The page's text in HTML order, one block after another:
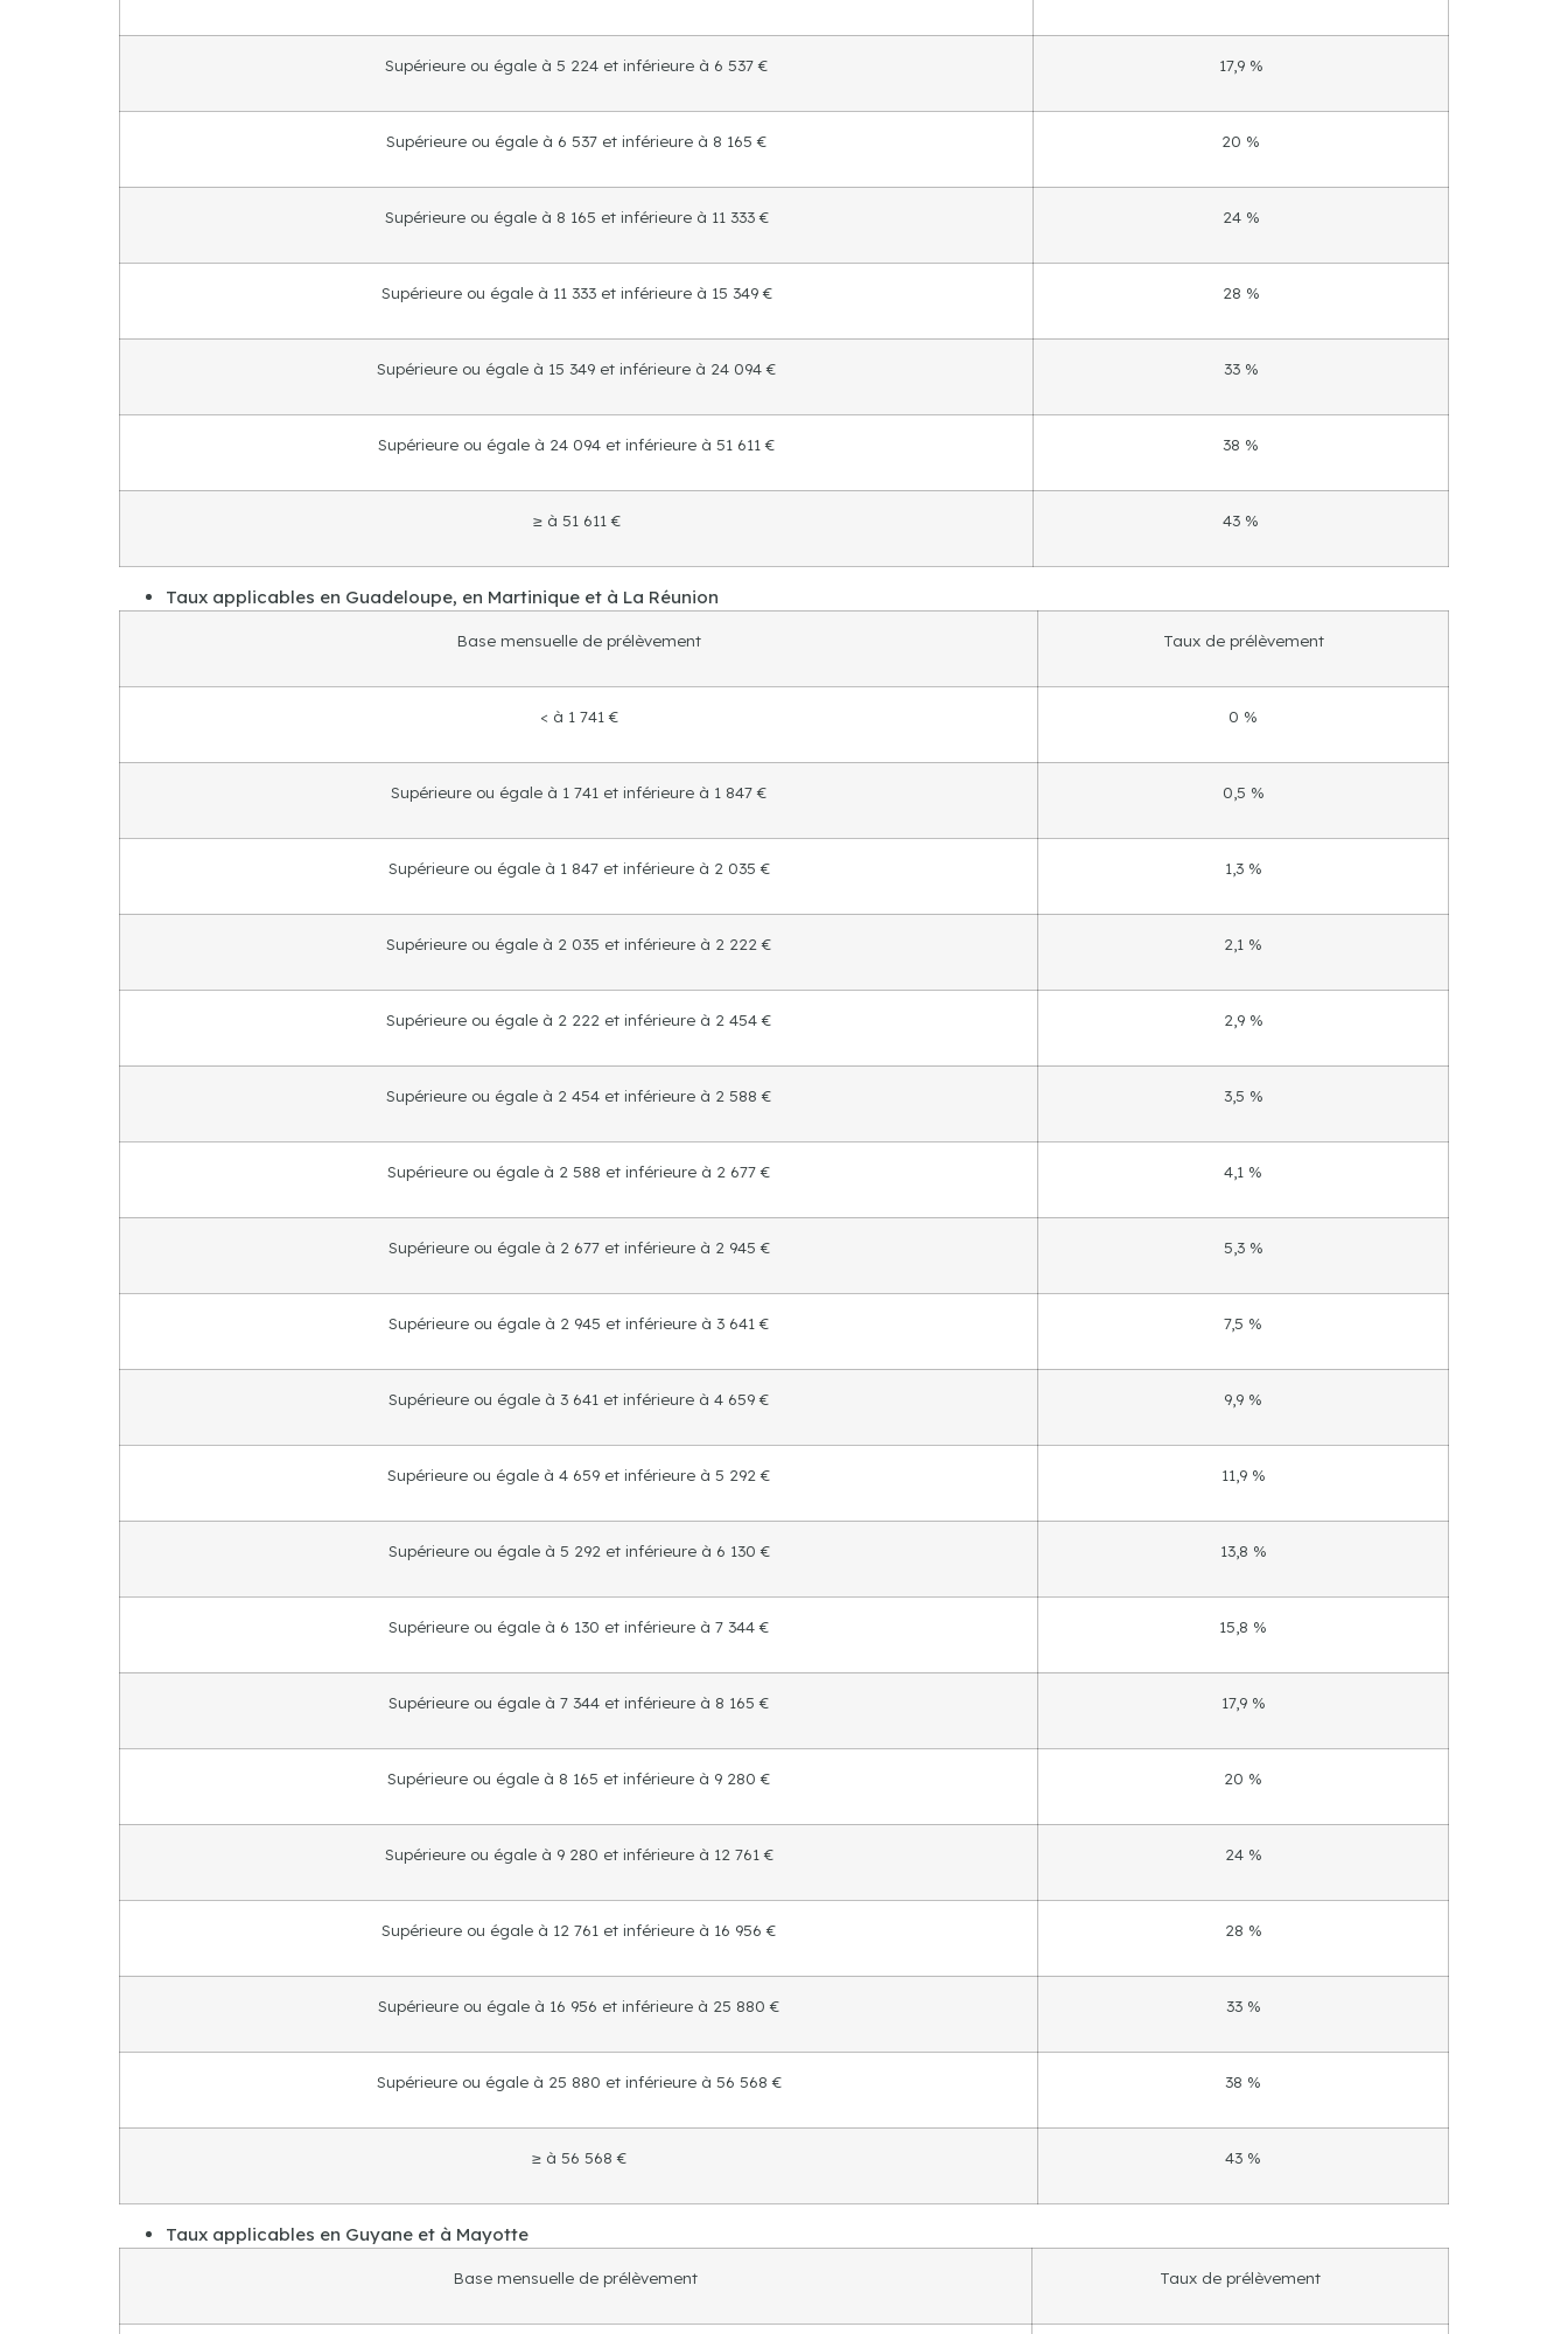
Supérieure ou égale à 5 224 et inférieure à 6 537 € 17,9 %
Supérieure ou égale à 6 537 et inférieure à 8 165 € 20 %
Supérieure ou égale à 8 165 et inférieure à 11 333 € 24 %
Supérieure ou égale à 11 333 et inférieure à 15 349 € 28 %
Supérieure ou égale à 15 349 et inférieure à 24 094 € 33 %
Supérieure ou égale à 24 094 et inférieure à 51 611 € 38 %
≥ à 51 611 € 43 %
Taux applicables en Guadeloupe, en Martinique et à La Réunion
Base mensuelle de prélèvement Taux de prélèvement
< à 1 741 € 0 %
Supérieure ou égale à 1 741 et inférieure à 1 847 € 0,5 %
Supérieure ou égale à 1 847 et inférieure à 2 035 € 1,3 %
Supérieure ou égale à 2 035 et inférieure à 2 222 € 2,1 %
Supérieure ou égale à 2 222 et inférieure à 2 454 € 2,9 %
Supérieure ou égale à 2 454 et inférieure à 2 588 € 3,5 %
Supérieure ou égale à 2 588 et inférieure à 2 677 € 4,1 %
Supérieure ou égale à 2 677 et inférieure à 2 945 € 5,3 %
Supérieure ou égale à 2 945 et inférieure à 3 641 € 7,5 %
Supérieure ou égale à 3 641 et inférieure à 4 659 € 9,9 %
Supérieure ou égale à 4 659 et inférieure à 5 292 € 11,9 %
Supérieure ou égale à 5 292 et inférieure à 6 130 € 13,8 %
Supérieure ou égale à 6 130 et inférieure à 7 344 € 15,8 %
Supérieure ou égale à 7 344 et inférieure à 8 165 € 17,9 %
Supérieure ou égale à 8 165 et inférieure à 9 280 € 20 %
Supérieure ou égale à 9 280 et inférieure à 12 761 € 24 %
Supérieure ou égale à 12 761 et inférieure à 16 956 € 28 %
Supérieure ou égale à 16 956 et inférieure à 25 880 € 33 %
Supérieure ou égale à 25 880 et inférieure à 56 568 € 38 %
≥ à 56 568 € 43 %
Taux applicables en Guyane et à Mayotte
Base mensuelle de prélèvement Taux de prélèvement